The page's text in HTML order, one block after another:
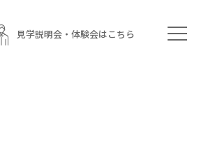
見学説明会・体験会はこちら